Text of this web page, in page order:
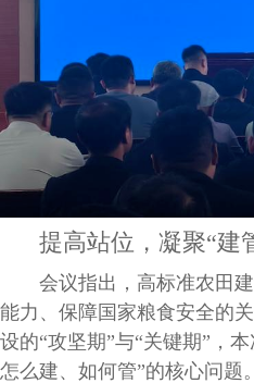
提高站位，凝聚“建
会议指出，高标准农田建
能力、保障国家粮食安全的
设的“攻坚期”与“关键期”，
怎么建、如何管”的核心问题